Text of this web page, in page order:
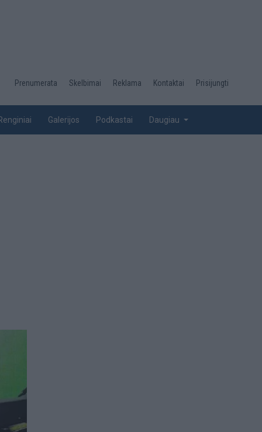
Desktop
top
Prenumerata Skelbimai Reklama Kontaktai Prisijungti
Galerijos Podkastai Daugiau